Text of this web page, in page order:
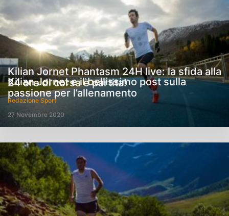
Kilian Jornet Phantasm 24H live: la sfida alla
24 ore di corsa è partita!
Redazione Sport
27 Novembre 2020
Kilian Jornet e il bellissimo post sulla
passione per l’allenamento